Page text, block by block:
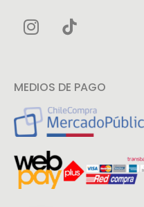
MEDIOS DE PAGO